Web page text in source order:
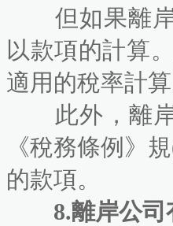
但如果離岸公
以款項的計算
適用的稅率計算
此外，
《稅務條例》
的款項。
8.離岸公司有